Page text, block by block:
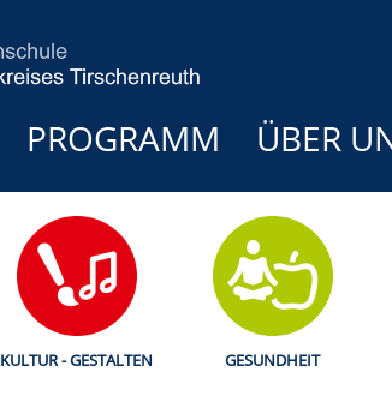
PROGRAMM ÜBER
KULTUR - GESTALTEN GESUNDHEIT